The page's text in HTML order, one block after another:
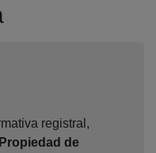
registral,
de